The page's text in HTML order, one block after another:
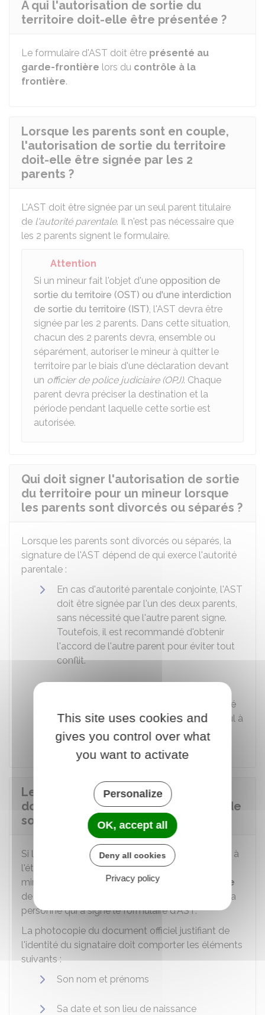
À qui l'autorisation de sortie du
territoire doit-elle être présentée ?
Le formulaire d'AST doit être présenté au
garde-frontière lors du contrôle à la
frontière.
Lorsque les parents sont en couple,
l'autorisation de sortie du territoire
doit-elle être signée par les 2
parents ?
L'AST doit être signée par un seul parent titulaire
de l'autorité parentale. Il n'est pas nécessaire que
les 2 parents signent le formulaire.
Attention
Si un mineur fait l'objet d'une opposition de
sortie du territoire (OST) ou d'une interdiction
de sortie du territoire (IST), l'AST devra être
signée par les 2 parents. Dans cette situation,
chacun des 2 parents devra, ensemble ou
séparément, autoriser le mineur à quitter le
territoire par le biais d'une déclaration devant
un officier de police judiciaire (OPJ). Chaque
parent devra préciser la destination et la
période pendant laquelle cette sortie est
autorisée.
Qui doit signer l'autorisation de sortie
du territoire pour un mineur lorsque
les parents sont divorcés ou séparés ?
Lorsque les parents sont divorcés ou séparés, la
signature de l'AST dépend de qui exerce l'autorité
parentale :
En cas d'autorité parentale conjointe, l'AST
doit être signée par l'un des deux parents,
sans nécessité que l'autre parent signe.
Toutefois, il est recommandé d'obtenir
l'accord de l'autre parent pour éviter tout
conflit.
parentale par décision de justice (autorité
parentale exclusive), ce parent est le seul à
pouvoir signer l'AST.
Le mineur doit-il présenter un
document en plus de l'autorisation de
sortie du territoire ?
Si le mineur voyage dans l'Union européenne
ou à
l'étranger seul ousans l'un de ses parents
mineur doit avoir l'ASTetune photocopie
lisible
de la carte d'identité ou du passeport valide de la
personne qui a signé le formulaire d'AST.
La photocopie du document officiel justifiant de
l'identité du signataire doit comporter les éléments
suivants :
Son nom et prénoms
Sa date et son lieu de naissance
This site uses cookies and
gives you control over what
you want to activate
Personalize
OK, accept all
Deny all cookies
Privacy policy